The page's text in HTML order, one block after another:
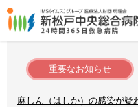
重要なお知らせ
麻しん（はしか）の感染が疑